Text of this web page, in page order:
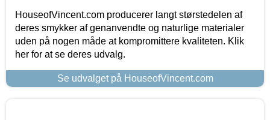
HouseofVincent.com producerer langt størstedelen af
deres smykker af genanvendte og naturlige materialer
uden på nogen måde at kompromittere kvaliteten. Klik
her for at se deres udvalg.
Se udvalget på HouseofVincent.com